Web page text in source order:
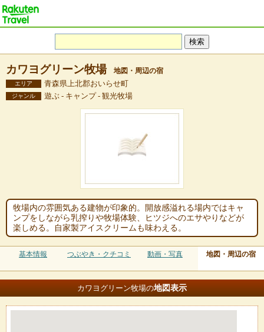
カワヨグリーン牧場 地図・周辺の宿
エリア 青森県上北郡おいらせ町
ジャンル 遊ぶ - キャンプ - 観光牧場
牧場内の雰囲気ある建物が印象的。開放感溢れる場内ではキャ
ンプをしながら乳搾りや牧場体験、ヒツジへのエサやりなどが
楽しめる。自家製アイスクリームも味わえる。
基本情報 つぶやき・クチコミ 動画・写真 地図・周辺の宿
カワヨグリーン牧場の地図表示